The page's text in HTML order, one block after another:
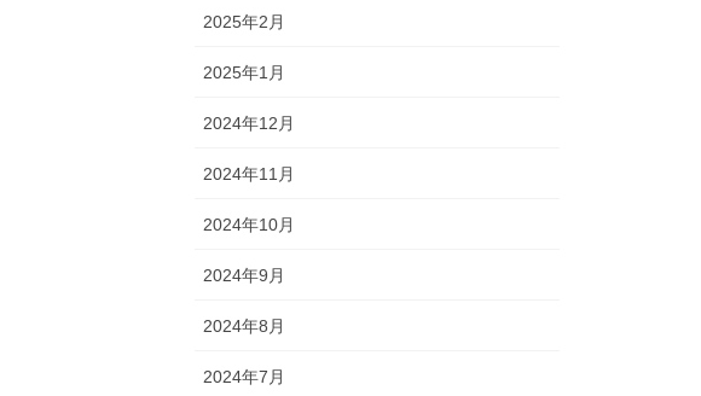
2025年2月
2025年1月
2024年12月
2024年11月
2024年10月
2024年9月
2024年8月
2024年7月